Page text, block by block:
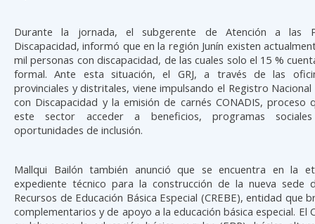
Durante la jornada, el subgerente de Atención a las
Discapacidad, informó que en la región Junín existen
mil personas con discapacidad, de las cuales solo el 15 %
formal. Ante esta situación, el GRJ, a través de las
provinciales y distritales, viene impulsando el Registro
con Discapacidad y la emisión de carnés CONADIS, proceso
este sector acceder a beneficios, programas
oportunidades de inclusión.
Mallqui Bailón también anunció que se encuentra en la
expediente técnico para la construcción de la nueva sede
Recursos de Educación Básica Especial (CREBE), entidad que
complementarios y de apoyo a la educación básica especial. El